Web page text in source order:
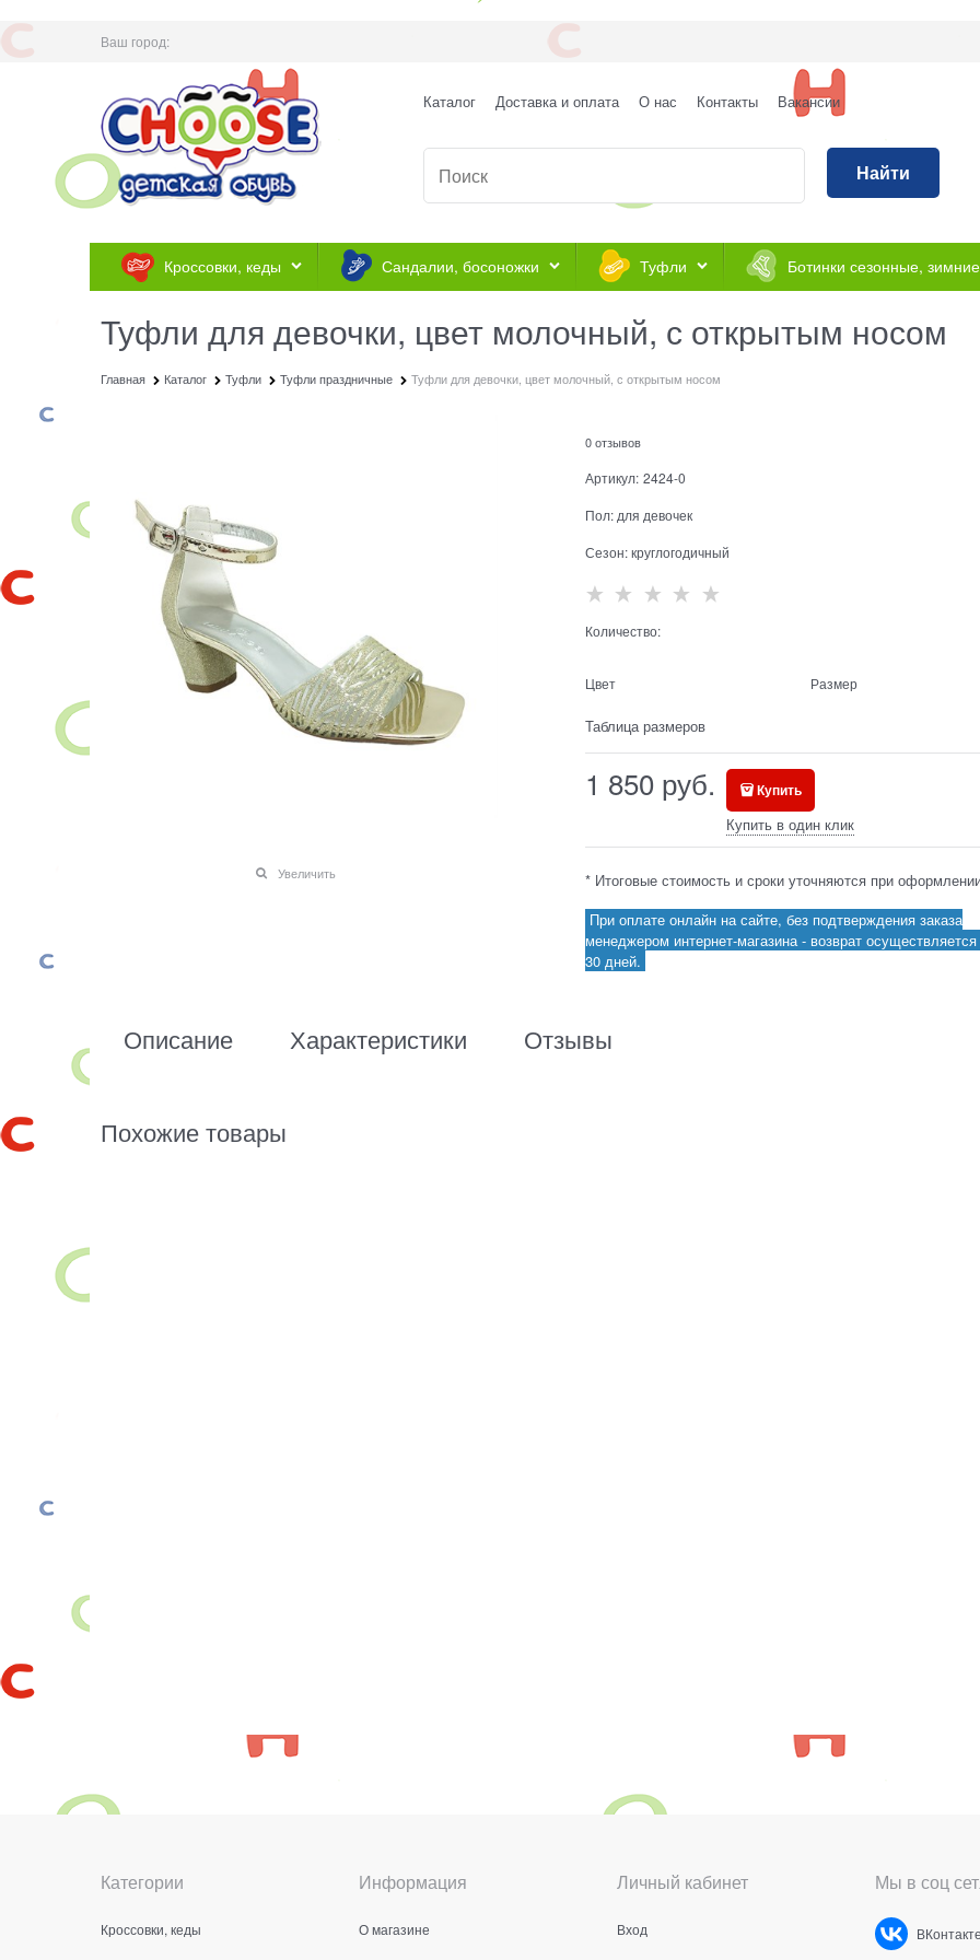
Ваш город:
Каталог Доставка и оплата О нас Контакты Вакансии
Найти
Кроссовки, кеды Сандалии, босоножки Туфли Ботинки сезонные, зимние
Туфли для девочки, цвет молочный, с открытым носом
Главная Каталог Туфли Туфли праздничные Туфли для девочки, цвет молочный, с открытым носом
Увеличить
0 отзывов
Артикул: 2424-0
Пол: для девочек
Сезон:круглогодичный
Количество:
Цвет Размер
Таблица размеров
1 850 руб. Купить
Купить в один клик
* Итоговые стоимость и сроки уточняются при
При оплате онлайн на сайте, без подтверждения заказа
менеджером интернет-магазина - возврат
30 дней.
Описание Характеристики Отзывы
Похожие товары
Категории
Кроссовки, кеды
Информация
О магазине
Личный кабинет
Вход
Мы в соц